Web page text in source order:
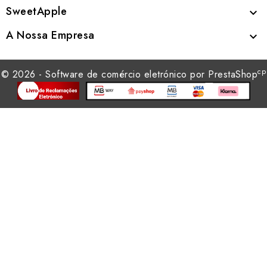
SweetApple 
A Nossa Empresa 
© 2026 - Software de comércio eletrónico por PrestaShopcp